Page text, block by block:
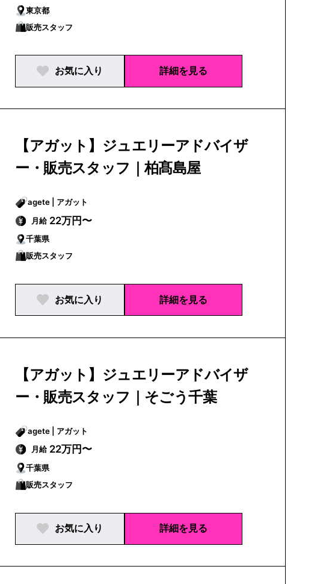
東京都
販売スタッフ
お気に入り 詳細を見る
【アガット】ジュエリーアドバイザ
ー・販売スタッフ｜柏髙島屋
agete | アガット
月給 22万円〜
千葉県
販売スタッフ
お気に入り 詳細を見る
【アガット】ジュエリーアドバイザ
ー・販売スタッフ｜そごう千葉
agete | アガット
月給 22万円〜
千葉県
販売スタッフ
お気に入り 詳細を見る